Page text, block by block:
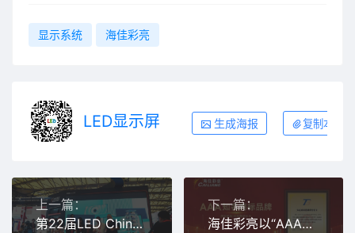
显示系统 海佳彩亮
LED显示屏 生成海报 复制本文
上一篇：
第22届LED China | 海佳彩亮有型有亮点，让全世界都看见！
下一篇：
海佳彩亮以“AAA知名商标品牌”践行高质量发展，权威品牌实力